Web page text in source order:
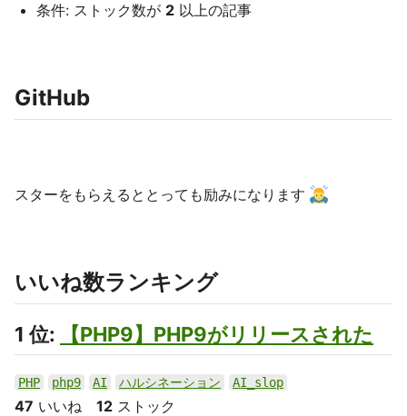
条件: ストック数が 2 以上の記事
GitHub
スターをもらえるととっても励みになります
いいね数ランキング
1 位: 【PHP9】PHP9がリリースされた
PHP php9 AI ハルシネーション AI_slop
47 いいね 12 ストック